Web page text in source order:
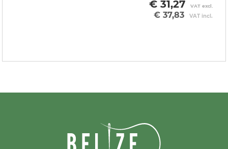
€ 31,27 VAT excl.
€ 37,83 VAT incl.